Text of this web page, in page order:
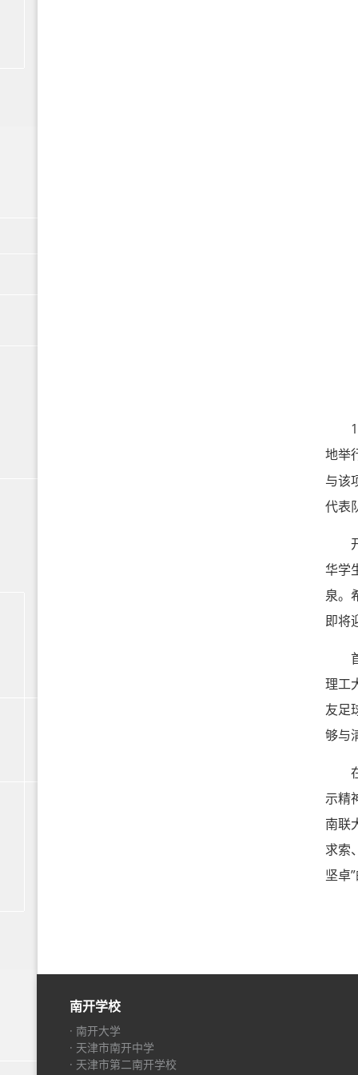
12
地举
与该
代表
开
华学
泉。
即将
首
理工
友足
够与
在
示精
南联
求索
坚卓
南开学校
· 南开大学
· 天津市南开中学
· 天津市第二南开学校